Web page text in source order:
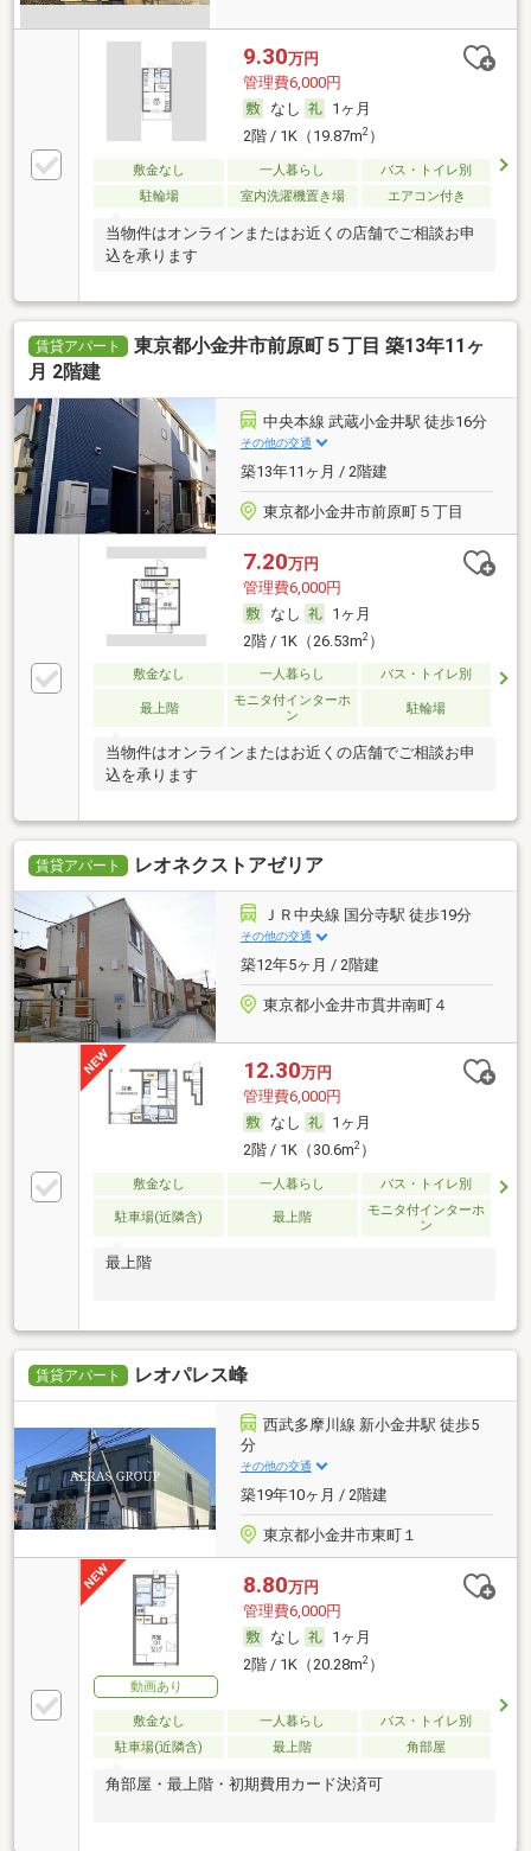
9.30万円
管理費6,000円
なし
1ヶ月
2階 / 1K（19.87m2）
敷金なし 一人暮らし
バス・トイレ別
駐輪場
室内洗濯機置き場 エアコン付き
当物件はオンラインまたはお近くの店舗でご相談お申
込を承ります
賃貸アパート
東京都小金井市前原町５丁目 築13年11ヶ
月 2階建
中央本線 武蔵小金井駅 徒歩16分
その他の交通
築13年11ヶ月 / 2階建
東京都小金井市前原町５丁目
7.20万円
管理費6,000円
なし
1ヶ月
2階 / 1K（26.53m2）
敷金なし 一人暮らし バス・トイレ別
最上階
モニタ付インターホ
ン
駐輪場
当物件はオンラインまたはお近くの店舗でご相談お申
込を承ります
賃貸アパート レオネクストアゼリア
ＪＲ中央線 国分寺駅 徒歩19分
その他の交通
築12年5ヶ月 / 2階建
東京都小金井市貫井南町４
12.30万円
管理費6,000円
なし
1ヶ月
2階 / 1K（30.6m2）
敷金なし 一人暮らし バス・トイレ別
駐車場(近隣含) 最上階
モニタ付インターホ
ン
最上階
賃貸アパート レオパレス峰
西武多摩川線 新小金井駅 徒歩5
分
その他の交通
築19年10ヶ月 / 2階建
東京都小金井市東町１
動画あり
8.80万円
管理費6,000円
なし
1ヶ月
2階 / 1K（20.28m2）
敷金なし 一人暮らし
バス・トイレ別
駐車場(近隣含)
最上階 角部屋
角部屋・最上階・初期費用カード決済可